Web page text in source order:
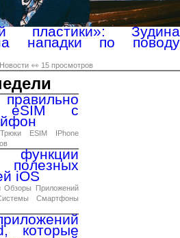
пластики»: Зудина
нападки по поводу
Новости 👀 15 просмотров
eSIM с
Трюки ESIM
IPhone
iOS
Обзоры
Приложений
Смартфоны
которые